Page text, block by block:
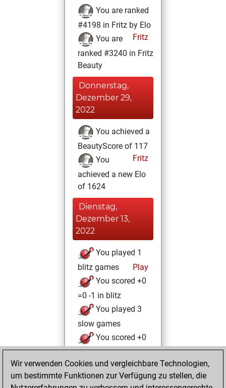
You are ranked
#4198 in Fritz by Elo
Fritz
You are
ranked #3240 in Fritz
Beauty
Donnerstag,
Dezember 29,
2022
You achieved a
BeautyScore of 117
Fritz
You
achieved a new Elo
of 1624
Dienstag,
Dezember 13,
2022
You played 1
blitz games
Play
You scored +0
=0 -1 in blitz
You played 3
slow games
You scored +0
=0 -3 in slow games
Sonntag,
Dezember 11, 2022
Wir verwenden Cookies und vergleichbare Technologien,
um bestimmte Funktionen zur Verfügung zu stellen, die